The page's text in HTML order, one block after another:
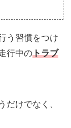
う習慣をつけ
行中のトラブ
だけでなく、